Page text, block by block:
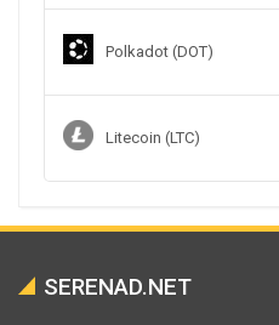
Polkadot (DOT)
Litecoin (LTC)
SERENAD.NET